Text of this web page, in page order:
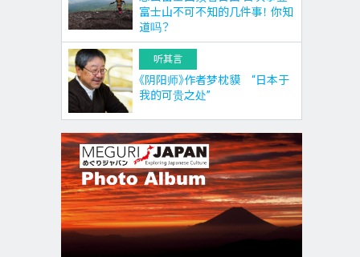
富士山不可不知的几件事！ 你知
道吗？
听其言
《阴阳师》作者梦枕貘 “日本于
我的可贵之处”